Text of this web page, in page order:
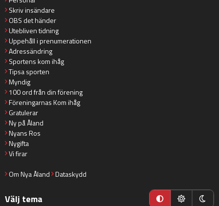
Skriv insändare
OBS det händer
Utebliven tidning
Uppehåll i prenumerationen
Adressändring
Sportens kom ihåg
Tipsa sporten
Myndig
100 ord från din förening
Föreningarnas Kom ihåg
Gratulerar
Ny på Åland
Nyans Ros
Nygifta
Vi firar
Om Nya Åland Dataskydd
Välj tema